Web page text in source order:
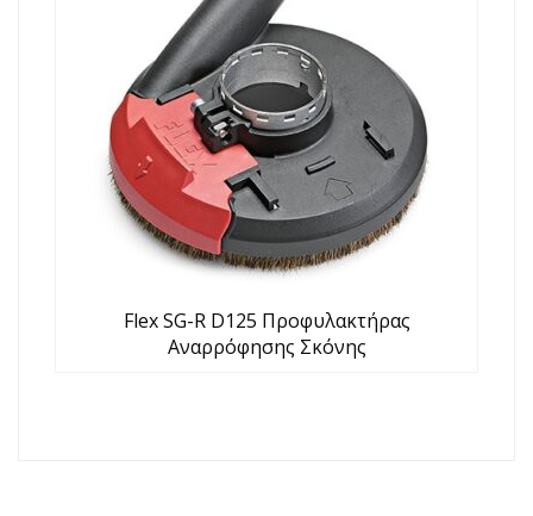
Flex SG-R D125 Προφυλακτήρας
Αναρρόφησης Σκόνης